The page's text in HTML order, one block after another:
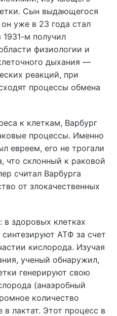
Сын выдающегося
уже в 23 года стал
м получил
физиологии и
дыхания —
реакций, при
процессы обмена
к клеткам, Варбург
процессы. Именно
евреем, его не трогали
что склонный к раковой
считал Варбурга
от злокачественных
в здоровых клетках
АТФ за счет
кислорода. Изучая
ученый обнаружил,
генерируют свою
(анаэробный
количество
в лактат. Этот процесс в